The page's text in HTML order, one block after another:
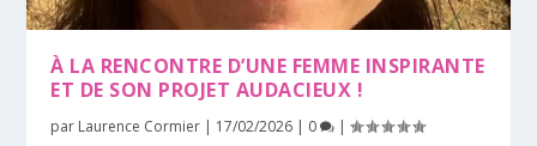
À LA RENCONTRE D’UNE FEMME INSPIRANTE
ET DE SON PROJET AUDACIEUX !
par Laurence Cormier | 17/02/2026 | 0 |